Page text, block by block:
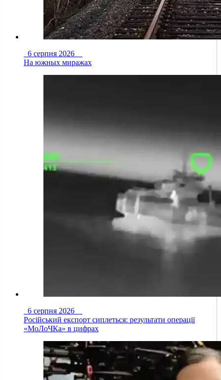
6 серпня 2026
На южных миражах
6 серпня 2026
Російський експорт сиплеться: результати операції
«МоЛоЧКа» в цифрах